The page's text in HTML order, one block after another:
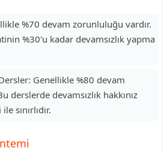
%70 devam zorunluluğu vardır.
%30'u kadar devamsızlık yapma
Genellikle %80 devam
derslerde devamsızlık hakkınız
sınırlıdır.